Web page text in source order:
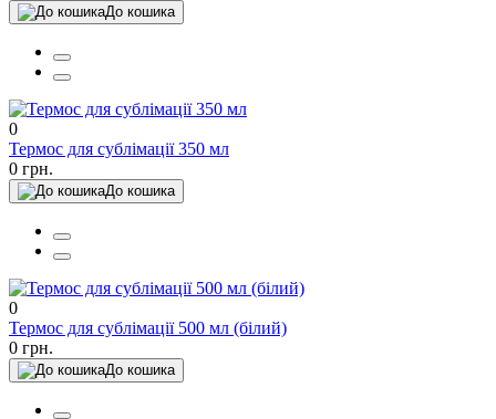
До кошика
0
Термос для сублімації 350 мл
0 грн.
До кошика
0
Термос для сублімації 500 мл (білий)
0 грн.
До кошика